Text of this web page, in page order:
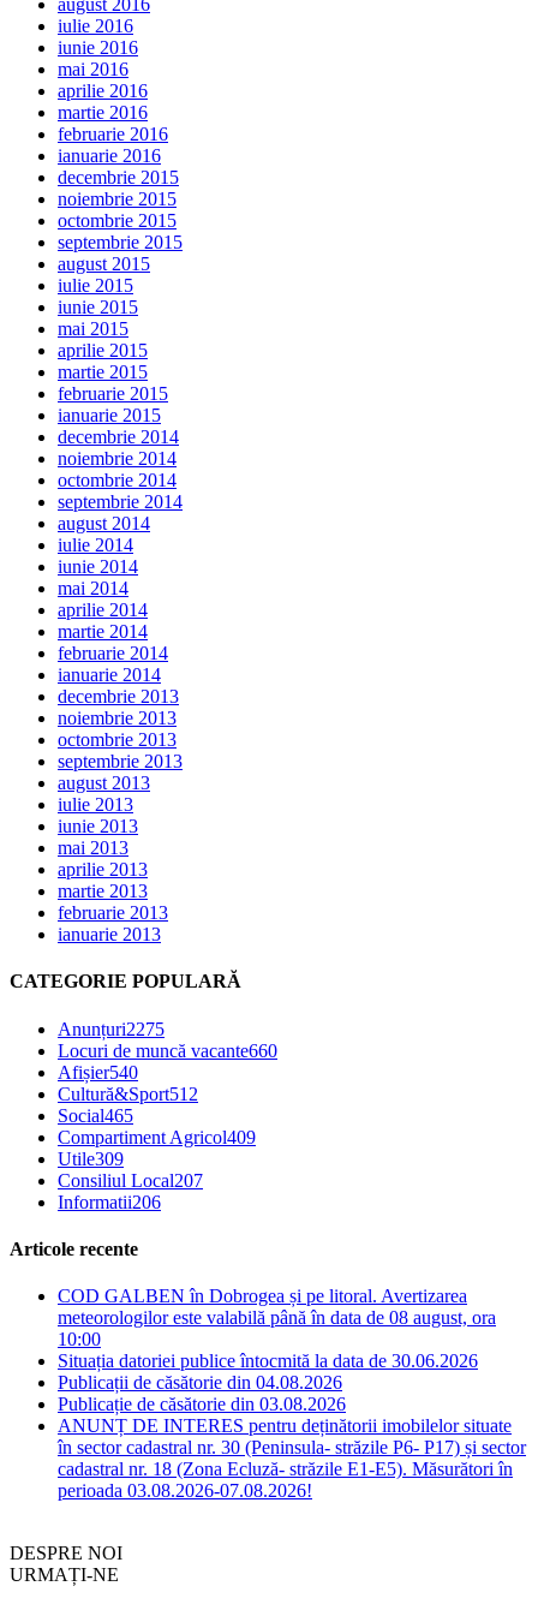
august 2016
iulie 2016
iunie 2016
mai 2016
aprilie 2016
martie 2016
februarie 2016
ianuarie 2016
decembrie 2015
noiembrie 2015
octombrie 2015
septembrie 2015
august 2015
iulie 2015
iunie 2015
mai 2015
aprilie 2015
martie 2015
februarie 2015
ianuarie 2015
decembrie 2014
noiembrie 2014
octombrie 2014
septembrie 2014
august 2014
iulie 2014
iunie 2014
mai 2014
aprilie 2014
martie 2014
februarie 2014
ianuarie 2014
decembrie 2013
noiembrie 2013
octombrie 2013
septembrie 2013
august 2013
iulie 2013
iunie 2013
mai 2013
aprilie 2013
martie 2013
februarie 2013
ianuarie 2013
CATEGORIE POPULARĂ
Anunțuri2275
Locuri de muncă vacante660
Afișier540
Cultură&Sport512
Social465
Compartiment Agricol409
Utile309
Consiliul Local207
Informatii206
Articole recente
COD GALBEN în Dobrogea și pe litoral. Avertizarea
meteorologilor este valabilă până în data de 08 august, ora
10:00
Situația datoriei publice întocmită la data de 30.06.2026
Publicații de căsătorie din 04.08.2026
Publicație de căsătorie din 03.08.2026
ANUNȚ DE INTERES pentru deținătorii imobilelor situate
în sector cadastral nr. 30 (Peninsula- străzile P6- P17) și sector
cadastral nr. 18 (Zona Ecluză- străzile E1-E5). Măsurători în
perioada 03.08.2026-07.08.2026!
DESPRE NOI
URMAȚI-NE